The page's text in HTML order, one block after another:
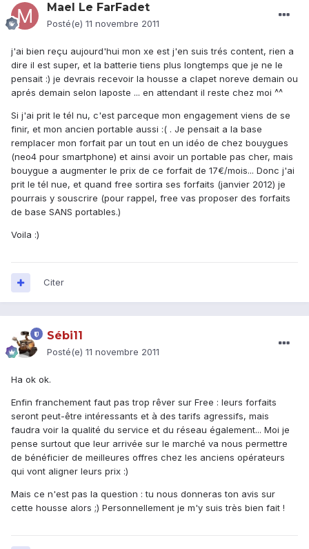
Mael Le FarFadet
Posté(e) 11 novembre 2011
j'ai bien reçu aujourd'hui mon xe est j'en suis trés content, rien a
dire il est super, et la batterie tiens plus longtemps que je ne le
pensait :) je devrais recevoir la housse a clapet noreve demain ou
aprés demain selon laposte ... en attendant il reste chez moi ^^
Si j'ai prit le tél nu, c'est parceque mon engagement viens de se
finir, et mon ancien portable aussi :( . Je pensait a la base
remplacer mon forfait par un tout en un idéo de chez bouygues
(neo4 pour smartphone) et ainsi avoir un portable pas cher, mais
bouygue a augmenter le prix de ce forfait de 17€/mois... Donc j'ai
prit le tél nue, et quand free sortira ses forfaits (janvier 2012) je
pourrais y souscrire (pour rappel, free vas proposer des forfaits
de base SANS portables.)
Voila :)
Citer
Sébi11
Posté(e) 11 novembre 2011
Ha ok ok.
Enfin franchement faut pas trop rêver sur Free : leurs forfaits
seront peut-être intéressants et à des tarifs agressifs, mais
faudra voir la qualité du service et du réseau également... Moi je
pense surtout que leur arrivée sur le marché va nous permettre
de bénéficier de meilleures offres chez les anciens opérateurs
qui vont aligner leurs prix :)
Mais ce n'est pas la question : tu nous donneras ton avis sur
cette housse alors ;) Personnellement je m'y suis très bien fait !